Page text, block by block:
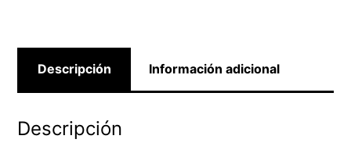
Descripción Información adicional
Descripción